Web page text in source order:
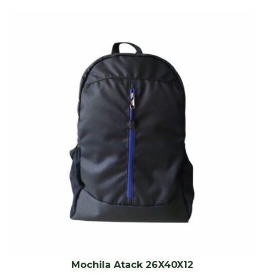
Mochila Atack 26X40X12